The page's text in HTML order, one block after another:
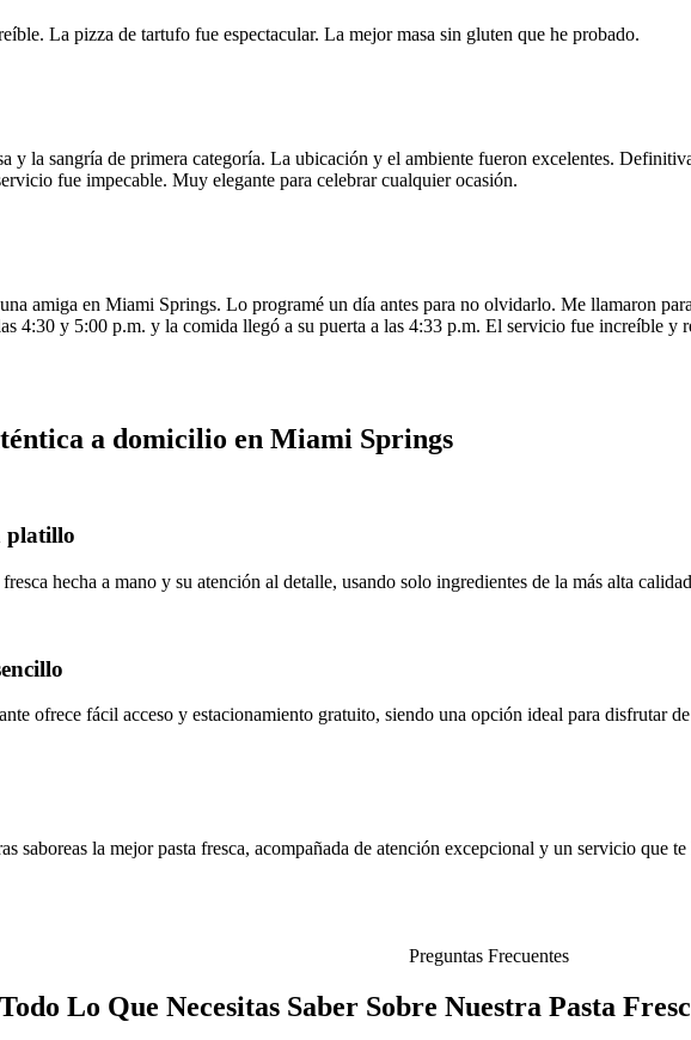
La pizza de tartufo fue espectacular. La mejor masa sin gluten que he probado.
y la sangría de primera categoría. La ubicación y el ambiente fueron excelentes.
fue impecable. Muy elegante para celebrar cualquier ocasión.
amiga en Miami Springs. Lo programé un día antes para no olvidarlo. Me llamaron
4:30 y 5:00 p.m. y la comida llegó a su puerta a las 4:33 p.m. El servicio fue increíble y
a domicilio en Miami Springs
platillo
hecha a mano y su atención al detalle, usando solo ingredientes de la más alta
ofrece fácil acceso y estacionamiento gratuito, siendo una opción ideal para disfrutar
saboreas la mejor pasta fresca, acompañada de atención excepcional y un servicio que
Preguntas Frecuentes
Todo Lo Que Necesitas Saber Sobre Nuestra Pasta